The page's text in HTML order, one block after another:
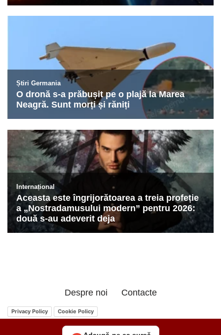
Despre noi Contacte
Privacy Policy Cookie Policy